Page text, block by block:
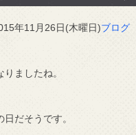
年11月26日(木曜日)ブログ
ましたね。
だそうです。